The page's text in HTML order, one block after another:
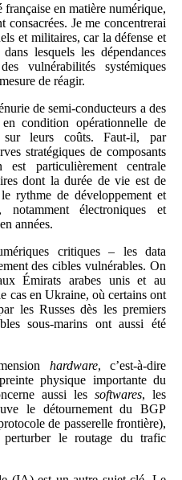
en matière numérique,
consacrées. Je me concentrerai
et militaires, car la défense et
lesquels les dépendances
vulnérabilités systémiques
de réagir.
de semi-conducteurs a des
condition opérationnelle de
sur leurs coûts. Faut-il, par
stratégiques de composants
particulièrement centrale
dont la durée de vie est de
rythme de développement et
notamment électroniques et
années.
critiques – les data
des cibles vulnérables. On
Émirats arabes unis et au
cas en Ukraine, où certains ont
les Russes dès les premiers
sous-marins ont aussi été
hardware, c’est-à-dire
physique importante du
aussi les softwares, les
le détournement du BGP
de passerelle frontière),
le routage du trafic